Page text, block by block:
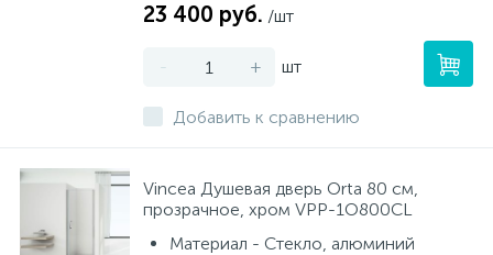
23 400 руб. /шт
- + шт
Добавить к сравнению
Vincea Душевая дверь Orta 80 см,
прозрачное, хром VPP-1O800CL
Материал - Стекло, алюминий